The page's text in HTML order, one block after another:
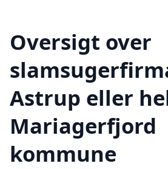
Oversigt over
Astrup eller
Mariagerfjord
kommune